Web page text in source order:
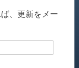
、更新をメー